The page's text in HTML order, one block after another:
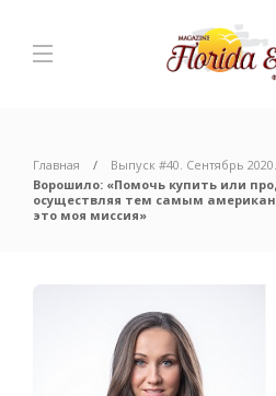
Главная Выпуск #40. Сентябрь 2020.
Ворошило: «Помочь купить или
осуществляя тем самым
это моя миссия»